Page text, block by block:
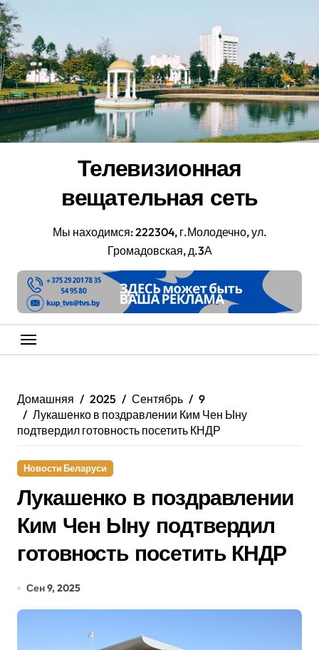
Перейти
к
содержанию
Телевизионная
вещательная сеть
Мы находимся: 222304, г.Молодечно, ул.
Громадовская, д.3А
Домашняя 2025 Сентябрь
9
Лукашенко в поздравлении Ким Чен Ыну
подтвердил готовность посетить КНДР
Новости Беларуси
Лукашенко в поздравлении
Ким Чен Ыну подтвердил
готовность посетить КНДР
Сен 9, 2025